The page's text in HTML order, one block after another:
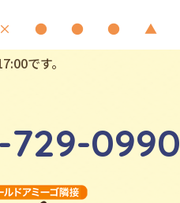
× ● ● ● ▲
です。
729-0990